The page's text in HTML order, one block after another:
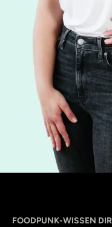
FOODPUNK-WISSEN